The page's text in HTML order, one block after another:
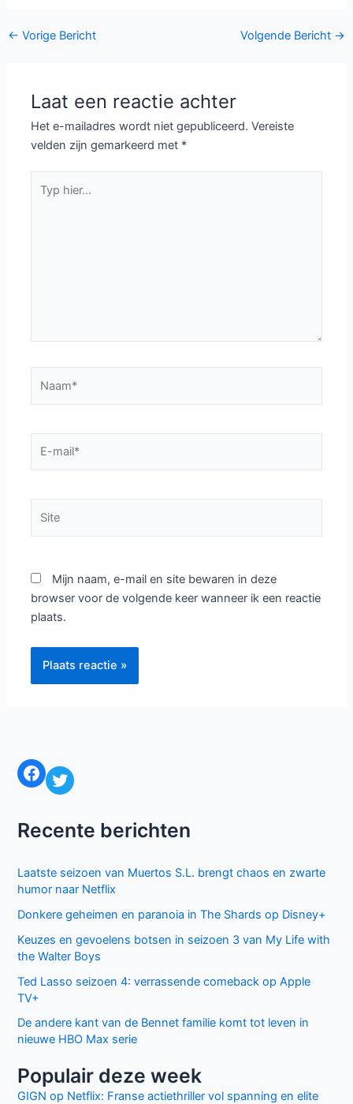
Bericht
← Vorige Bericht Volgende Bericht →
Laat een reactie achter
Het e-mailadres wordt niet gepubliceerd. Vereiste
velden zijn gemarkeerd met *
hier...
Mijn naam, e-mail en site bewaren in deze
browser voor de volgende keer wanneer ik een reactie
plaats.
Facebook Twitter
Recente berichten
Laatste seizoen van Muertos S.L. brengt chaos en zwarte
humor naar Netflix
Donkere geheimen en paranoia in The Shards op Disney+
Keuzes en gevoelens botsen in seizoen 3 van My Life with
the Walter Boys
Ted Lasso seizoen 4: verrassende comeback op Apple
TV+
De andere kant van de Bennet familie komt tot leven in
nieuwe HBO Max serie
Populair deze week
GIGN op Netflix: Franse actiethriller vol spanning en elite